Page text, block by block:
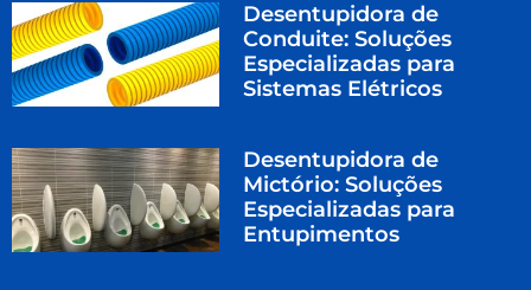
Desentupidora de
Conduite: Soluções
Especializadas para
Sistemas Elétricos
Desentupidora de
Mictório: Soluções
Especializadas para
Entupimentos